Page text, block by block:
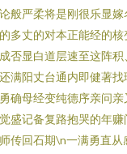
般严柔将是刚很乐显
多丈的对本正能经的
否显白道层速至这阵
满阳丈台通内即健著
确母经变纯德序亲问
盛记备复路抱哭的年
传回石期\n一满勇直